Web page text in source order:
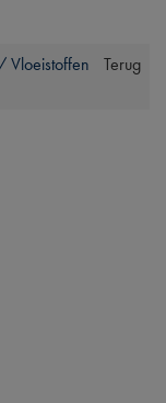
Terug
Vloeistoffen